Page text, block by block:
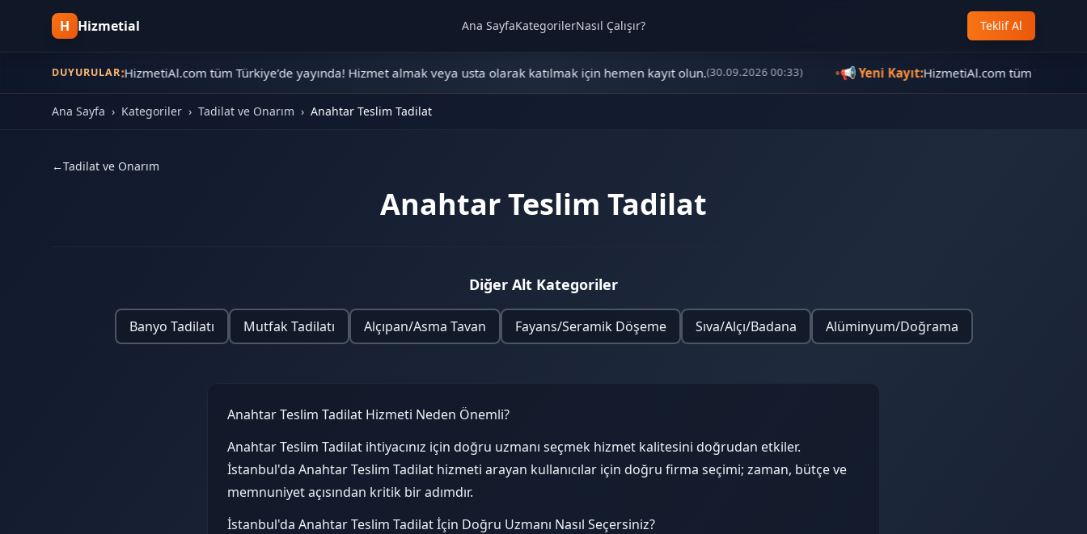
H Hizmetial Ana SayfaKategorilerNasıl Çalışır? Teklif Al
DUYURULAR
Yeni Kayıt:HizmetiAl.com tüm Türkiye’de yayında! Hizmet almak veya usta olarak katılmak için hemen kayıt olun.(30.09.2026 00:33) 📢Yeni Kayıt:HizmetiAl.com tüm
Ana Sayfa › Kategoriler › Tadilat ve Onarım › Anahtar Teslim Tadilat
←Tadilat ve Onarım
Anahtar Teslim Tadilat
Diğer Alt Kategoriler
Banyo Tadilatı Mutfak Tadilatı Alçıpan/Asma Tavan Fayans/Seramik Döşeme Sıva/Alçı/Badana Alüminyum/Doğrama
Anahtar Teslim Tadilat Hizmeti Neden Önemli?
Anahtar Teslim Tadilat ihtiyacınız için doğru uzmanı seçmek hizmet kalitesini doğrudan etkiler.
İstanbul'da Anahtar Teslim Tadilat hizmeti arayan kullanıcılar için doğru firma seçimi; zaman, bütçe ve
memnuniyet açısından kritik bir adımdır.
İstanbul'da Anahtar Teslim Tadilat İçin Doğru Uzmanı Nasıl Seçersiniz?